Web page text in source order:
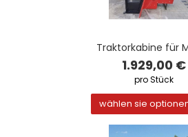
Traktorkabine für
1.929,00 €
pro Stück
wählen sie